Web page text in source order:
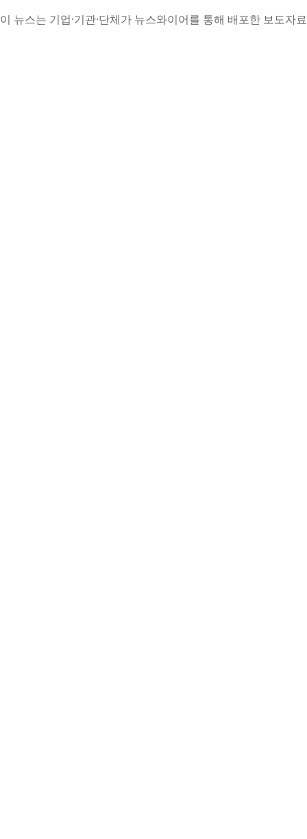
이 뉴스는 기업·기관·단체가 뉴스와이어를 통해 배포한 보도자